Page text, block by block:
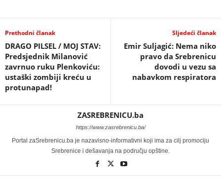
Prethodni članak
DRAGO PILSEL / MOJ STAV:
Predsjednik Milanović
zavrnuo ruku Plenkoviću:
ustaški zombiji kreću u
protunapad!
Sljedeći članak
Emir Suljagić: Nema niko
pravo da Srebrenicu
dovodi u vezu sa
nabavkom respiratora
ZASREBRENICU.ba
https://www.zasrebrenicu.ba/
Portal zaSrebrenicu.ba je nazavisno-informativni koji ima za cilj promociju
Srebrenice i dešavanja na području opštine.